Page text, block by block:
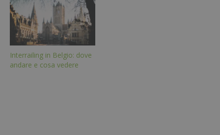
Interrailing in Belgio: dove
andare e cosa vedere